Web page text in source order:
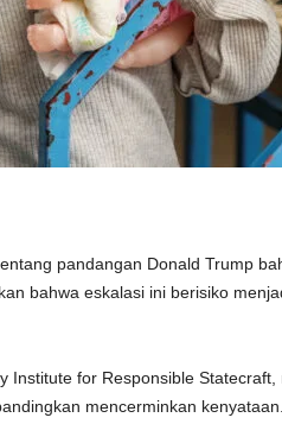
pandangan Donald Trump
bahwa eskalasi ini berisiko
Institute for Responsible
mencerminkan kenyataan.